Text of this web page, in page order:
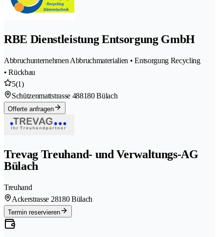
RBE Dienstleistung Entsorgung GmbH
Abbruchunternehmen Abbruchmaterialien • Entsorgung Recycling
• Rückbau
5(1)
Schützenmattstrasse 488180 Bülach
Offerte anfragen
Trevag Treuhand- und Verwaltungs-AG
Bülach
Treuhand
Ackerstrasse 28180 Bülach
Termin reservieren